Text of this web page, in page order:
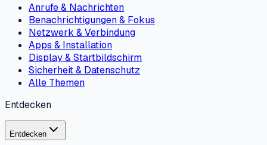
Anrufe & Nachrichten
Benachrichtigungen & Fokus
Netzwerk & Verbindung
Apps & Installation
Display & Startbildschirm
Sicherheit & Datenschutz
Alle Themen
Entdecken
Entdecken